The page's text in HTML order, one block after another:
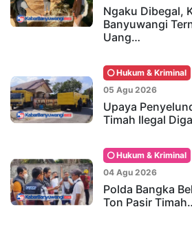
Ngaku Dibegal,
Banyuwangi
Uang…
Hukum & Kriminal
05 Agu 2026
Upaya
Timah Ilegal
Hukum & Kriminal
04 Agu 2026
Polda Bangka
Ton Pasir